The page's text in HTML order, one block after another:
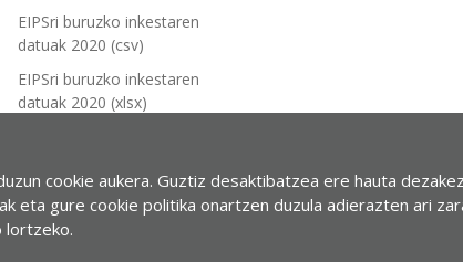
EIPSri buruzko inkestaren
datuak 2020 (csv)
EIPSri buruzko inkestaren
datuak 2020 (xlsx)
(2022)cookie aukera. Guztiz desaktibatzea ere hauta
eta gure cookie politika onartzen duzula adierazten ari
lortzeko.